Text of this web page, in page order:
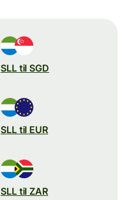
SLL til SGD
SLL til EUR
SLL til ZAR